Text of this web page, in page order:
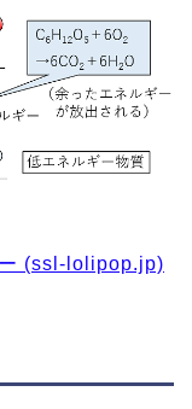
(ssl-lolipop.jp)